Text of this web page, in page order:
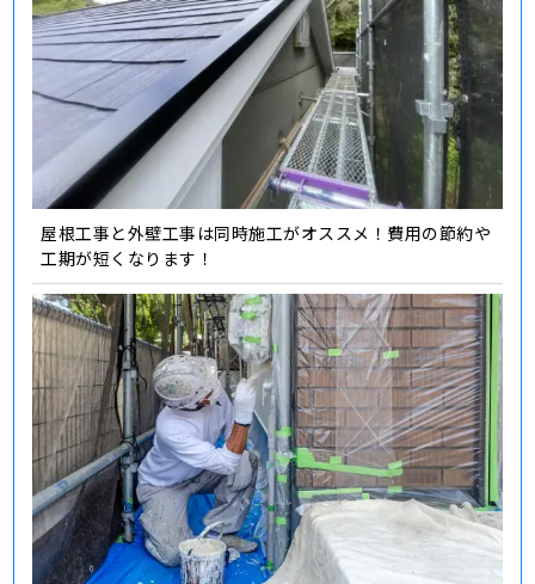
屋根工事と外壁工事は同時施工がオススメ！費用の節約や
工期が短くなります！